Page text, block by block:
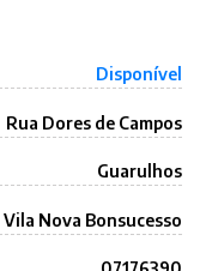
Disponível
Rua Dores de Campos
Guarulhos
Vila Nova Bonsucesso